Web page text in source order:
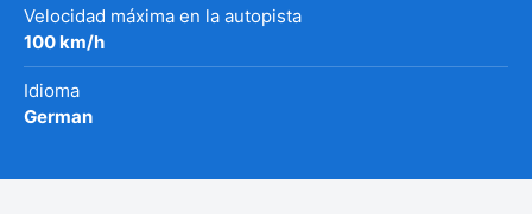
Velocidad máxima en la autopista
100 km/h
Idioma
German